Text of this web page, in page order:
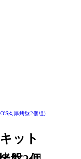
肉厚烤盤2個組)
ット